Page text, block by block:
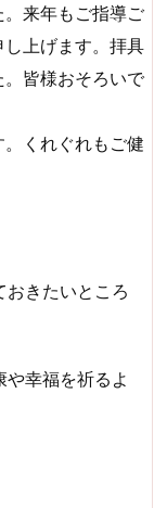
来年もご指導ご
上げます。拝具
皆様おそろいで
くれぐれもご健
おきたいところ
幸福を祈るよ